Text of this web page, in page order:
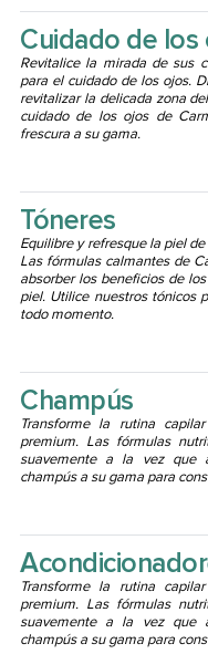
Cuidado de los
Revitalice la mirada de sus
para el cuidado de los ojos.
revitalizar la delicada zona
cuidado de los ojos de
frescura a su gama.
Tóneres
Equilibre y refresque la piel
Las fórmulas calmantes de
absorber los beneficios de
piel. Utilice nuestros tónicos
todo momento.
Champús
Transforme la rutina
premium. Las fórmulas
suavemente a la vez que
champús a su gama para
Transforme la rutina
premium. Las fórmulas
suavemente a la vez que
champús a su gama para